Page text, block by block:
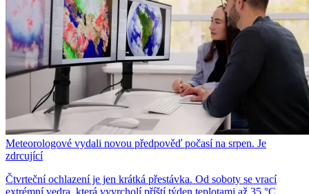
Meteorologové vydali novou předpověď počasí na srpen. Je
zdrcující
Čtvrteční ochlazení je jen krátká přestávka. Od soboty se vrací
extrémní vedra, která vyvrcholí příští týden teplotami až 35 °C.